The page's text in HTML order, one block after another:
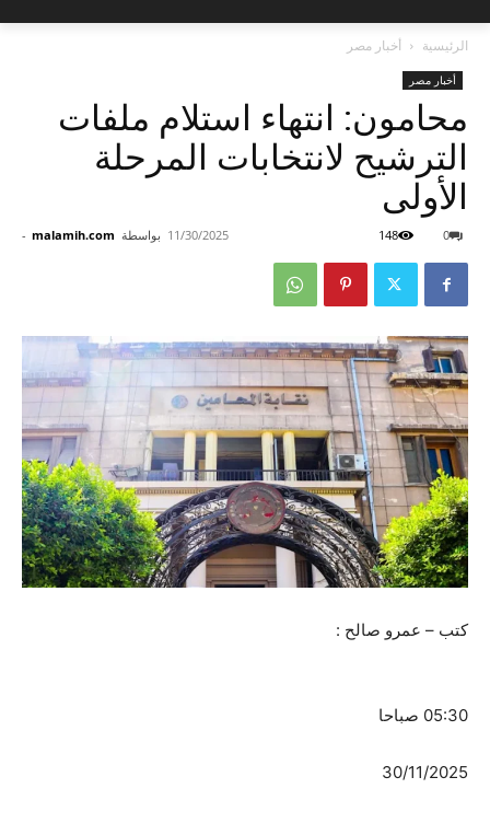
الرئيسية أخبار مصر
أخبار مصر
محامون: انتهاء استلام ملفات
الترشيح لانتخابات المرحلة
الأولى
بواسطة malamih.com
- 11/30/2025 0
148
كتب – عمرو صالح :
05:30 صباحا
30/11/2025